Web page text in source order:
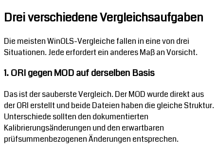
Drei verschiedene Vergleichsaufgaben
Die meisten WinOLS-Vergleiche fallen in eine von drei
Situationen. Jede erfordert ein anderes Maß an Vorsicht.
1. ORI gegen MOD auf derselben Basis
Das ist der sauberste Vergleich. Der MOD wurde direkt aus
der ORI erstellt und beide Dateien haben die gleiche Struktur.
Unterschiede sollten den dokumentierten
Kalibrierungsänderungen und den erwartbaren
prüfsummenbezogenen Änderungen entsprechen.